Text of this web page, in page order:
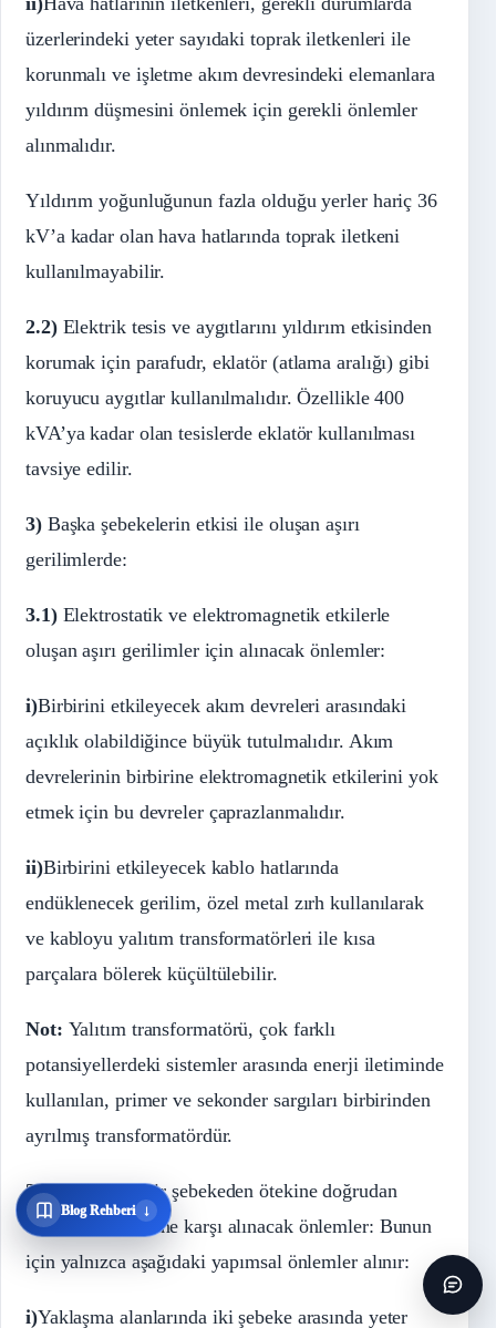
üzerlerindeki yeter sayıdaki toprak iletkenleri ile
korunmalı ve işletme akım devresindeki elemanlara
yıldırım düşmesini önlemek için gerekli önlemler
alınmalıdır.
Yıldırım yoğunluğunun fazla olduğu yerler hariç 36
kV’a kadar olan hava hatlarında toprak iletkeni
kullanılmayabilir.
2.2)Elektrik tesis ve aygıtlarını yıldırım etkisinden
korumak için parafudr, eklatör (atlama aralığı) gibi
koruyucu aygıtlar kullanılmalıdır. Özellikle 400
kVA’ya kadar olan tesislerde eklatör kullanılması
tavsiye edilir.
3)Başka şebekelerin etkisi ile oluşan aşırı
gerilimlerde:
3.1)Elektrostatik ve elektromagnetik etkilerle
oluşan aşırı gerilimler için alınacak önlemler:
i)Birbirini etkileyecek akım devreleri arasındaki
açıklık olabildiğince büyük tutulmalıdır. Akım
devrelerinin birbirine elektromagnetik etkilerini yok
etmek için bu devreler çaprazlanmalıdır.
ii)Birbirini etkileyecek kablo hatlarında
endüklenecek gerilim, özel metal zırh kullanılarak
ve kabloyu yalıtım transformatörleri ile kısa
parçalara bölerek küçültülebilir.
Not: Yalıtım transformatörü, çok farklı
potansiyellerdeki sistemler arasında enerji iletiminde
kullanılan, primer ve sekonder sargıları birbirinden
ayrılmış transformatördür.
3.2)Gerilimin bir şebekeden ötekine doğrudan
doğruya geçmesine karşı alınacak önlemler: Bunun
için yalnızca aşağıdaki yapımsal önlemler alınır:
i)Yaklaşma alanlarında iki şebeke arasında yeter
Blog Rehberi ↓